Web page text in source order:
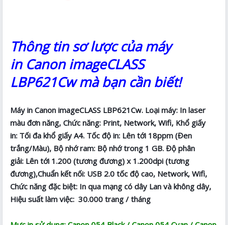
Thông tin sơ lược của máy
in Canon imageCLASS
LBP621Cw mà bạn cần biết!
Máy in Canon imageCLASS LBP621Cw. Loại máy: In laser
màu đơn năng, Chức năng: Print, Network, Wifi, Khổ giấy
in: Tối đa khổ giấy A4. Tốc độ in: Lên tới 18ppm (Đen
trắng/Màu), Bộ nhớ ram: Bộ nhớ trong 1 GB. Độ phân
giải: Lên tới 1.200 (tương đương) x 1.200dpi (tương
đương),Chuẩn kết nối: USB 2.0 tốc độ cao, Network, Wifi,
Chức năng đặc biệt: In qua mạng có dây Lan và không dây,
Hiệu suất làm việc: 30.000 trang / tháng